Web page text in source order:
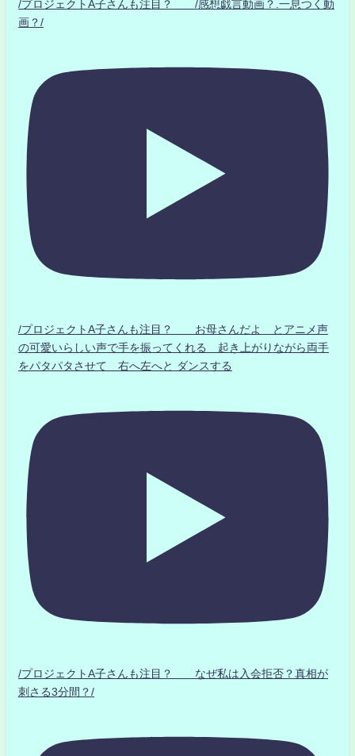
/プロジェクトA子さんも注目？ /感想戯言動画？.一息つく動
画？/
/プロジェクトA子さんも注目？ お母さんだよ とアニメ声
の可愛いらしい声で手を振ってくれる 起き上がりながら両手
をパタパタさせて 右へ左へと ダンスする
/プロジェクトA子さんも注目？ なぜ私は入会拒否？真相が
刺さる3分間？/